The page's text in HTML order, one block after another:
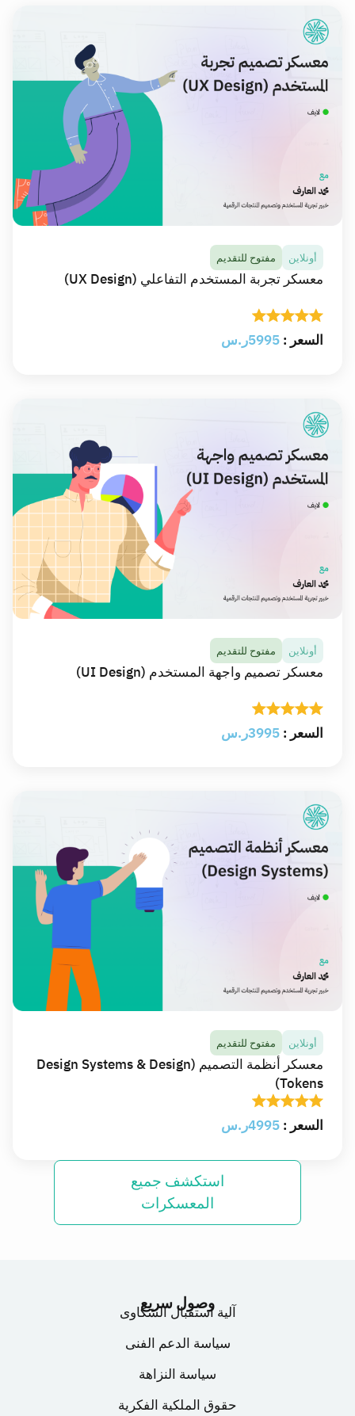
أونلاين مفتوح للتقديم
معسكر تجربة المستخدم التفاعلي (UX Design)
السعر : 5995ر.س
معسكر تجربة المستخدم التفاعلي (UX Design)
في هذا المعسكر ستتلقى أكثر من 30 ساعة من المحتوى
التعليمي التفاعلي المباشر عالي الجودة عبر الانترنت،
وستتعلم وتطبق منهجية متكاملة في أبحاث المستخدم
وتحليل البيانات وبناء الحلول التصميمية وصولاً إلى أول
تفاصيل المعسكر
أونلاين مفتوح للتقديم
معسكر تصميم واجهة المستخدم (UI Design)
السعر : 3995ر.س
معسكر تصميم واجهة المستخدم (UI Design)
في هذا المعسكر ستتلقى أكثر من 20 ساعة من المحتوى
التعليمي التفاعلي المباشر عالي الجودة عبر الانترنت،
وستتعلم وتطبق أساسيات التصميم البصري وقواعد قابلية
الاستخدام وإمكانية الوصول، وتُتقن استخدام فيجما
أونلاين مفتوح للتقديم
معسكر أنظمة التصميم (Design Systems & Design
Tokens)
السعر : 4995ر.س
معسكر أنظمة التصميم (Design Systems & Design
وستتعلم وتطبق بناء أنظمة التصميم بمنهجية التصميم
الذرّي (Atomic Design)، وإدارة الرموز التصميمية
تفاصيل المعسكر
استكشف جميع
المعسكرات
وصول سريع
آلية استقبال الشكاوى
سياسة الدعم الفنى
سياسة النزاهة
حقوق الملكية الفكرية